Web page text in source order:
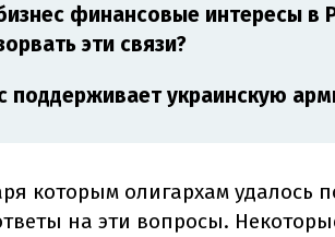
финансовые интересы в
эти связи?
поддерживает украинскую
которым олигархам удалось
на эти вопросы.